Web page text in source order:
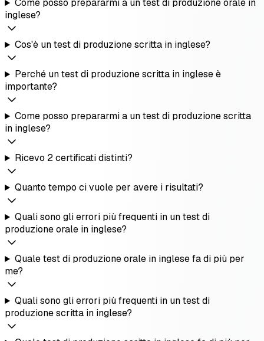
Come posso prepararmi a un test di produzione orale in
inglese?
Cos'è un test di produzione scritta in inglese?
Perché un test di produzione scritta in inglese è
importante?
Come posso prepararmi a un test di produzione scritta
in inglese?
Ricevo 2 certificati distinti?
Quanto tempo ci vuole per avere i risultati?
Quali sono gli errori più frequenti in un test di
produzione orale in inglese?
Quale test di produzione orale in inglese fa di più per
me?
Quali sono gli errori più frequenti in un test di
produzione scritta in inglese?